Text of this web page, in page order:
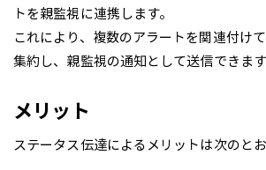
トを親監視に連携します。
これにより、複数のアラートを関連付け
集約し、親監視の通知として送信できます
メリット
ステータス伝達によるメリットは次のとお